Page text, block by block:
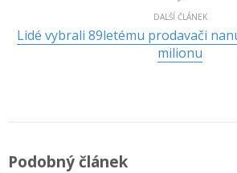
DALŠÍ ČLÁNEK
Lidé vybrali 89letému prodavači
milionu
Podobný článek